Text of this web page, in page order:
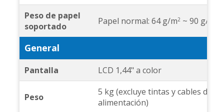
Peso de papel
soportado
Papel normal: 64 g/m2~ 90 g/m
General
Pantalla LCD 1,44" a color
Peso
5 kg (excluye tintas y cables de
alimentación)